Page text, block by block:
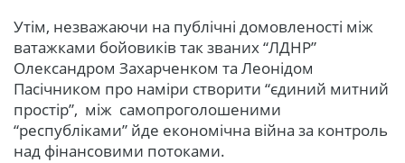
Утім, незважаючи на публічні домовленості між
ватажками бойовиків так званих “ЛДНР”
Олександром Захарченком та Леонідом
Пасічником про наміри створити “єдиний митний
простір”, між самопроголошеними
“республіками” йде економічна війна за контроль
над фінансовими потоками.